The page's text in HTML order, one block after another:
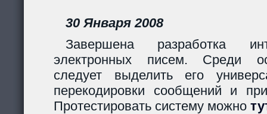
30 Января 2008
Завершена разработка
электронных писем. Среди
следует выделить его
перекодировки сообщений и
Протестировать систему можно